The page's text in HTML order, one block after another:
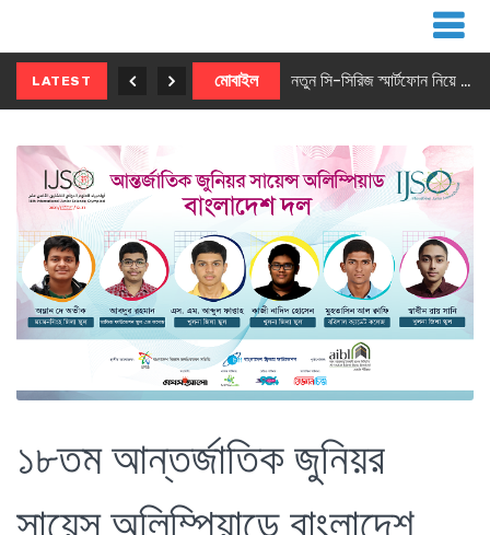
LATEST মোবাইল নতুন সি-সিরিজ স্মার্টফোন নিয়ে আসছে রিয়েলমি
১৮তম আন্তর্জাতিক জুনিয়র
সায়েন্স অলিম্পিয়াডে বাংলাদেশ